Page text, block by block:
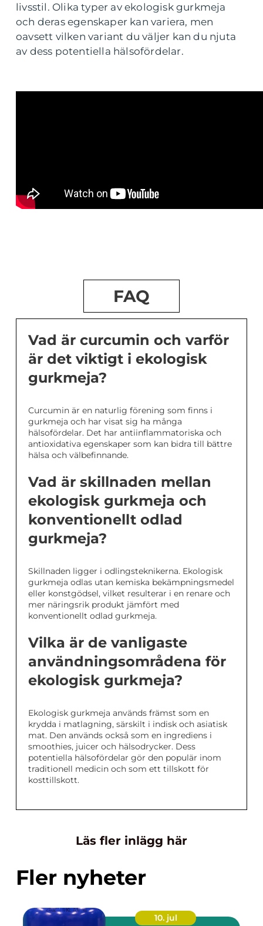
livsstil. Olika typer av ekologisk gurkmeja
och deras egenskaper kan variera, men
oavsett vilken variant du väljer kan du njuta
av dess potentiella hälsofördelar.
FAQ
Vad är curcumin och varför
är det viktigt i ekologisk
gurkmeja?
Curcumin är en naturlig förening som finns i
gurkmeja och har visat sig ha många
hälsofördelar. Det har antiinflammatoriska och
antioxidativa egenskaper som kan bidra till bättre
hälsa och välbefinnande.
Vad är skillnaden mellan
ekologisk gurkmeja och
konventionellt odlad
gurkmeja?
Skillnaden ligger i odlingsteknikerna. Ekologisk
gurkmeja odlas utan kemiska bekämpningsmedel
eller konstgödsel, vilket resulterar i en renare och
mer näringsrik produkt jämfört med
konventionellt odlad gurkmeja.
Vilka är de vanligaste
användningsområdena för
ekologisk gurkmeja?
Ekologisk gurkmeja används främst som en
krydda i matlagning, särskilt i indisk och asiatisk
mat. Den används också som en ingrediens i
smoothies, juicer och hälsodrycker. Dess
potentiella hälsofördelar gör den populär inom
traditionell medicin och som ett tillskott för
kosttillskott.
Läs fler inlägg här
Fler nyheter
10. jul